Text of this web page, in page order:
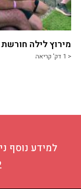
מירוץ לילה
< 1 דק' קריאה
למידע נוסף